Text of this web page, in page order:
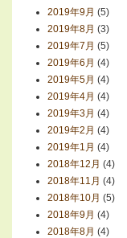
2019年9月 (5)
2019年8月 (3)
2019年7月 (5)
2019年6月 (4)
2019年5月 (4)
2019年4月 (4)
2019年3月 (4)
2019年2月 (4)
2019年1月 (4)
2018年12月 (4)
2018年11月 (4)
2018年10月 (5)
2018年9月 (4)
2018年8月 (4)